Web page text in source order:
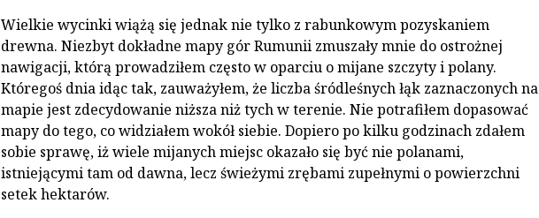
Wielkie wycinki wiążą się jednak nie tylko z rabunkowym pozyskaniem
drewna. Niezbyt dokładne mapy gór Rumunii zmuszały mnie do ostrożnej
nawigacji, którą prowadziłem często w oparciu o mijane szczyty i polany.
Któregoś dnia idąc tak, zauważyłem, że liczba śródleśnych łąk zaznaczonych na
mapie jest zdecydowanie niższa niż tych w terenie. Nie potrafiłem dopasować
mapy do tego, co widziałem wokół siebie. Dopiero po kilku godzinach zdałem
sobie sprawę, iż wiele mijanych miejsc okazało się być nie polanami,
istniejącymi tam od dawna, lecz świeżymi zrębami zupełnymi o powierzchni
setek hektarów.